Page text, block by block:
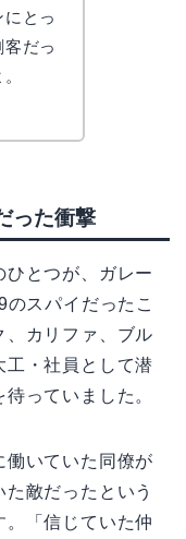
とっ
だっ
った衝撃
ひとつが、ガレー
スパイだったこ
、カリファ、ブル
工・社員として潜
っていました。
働いていた同僚が
敵だったという
「信じていた仲